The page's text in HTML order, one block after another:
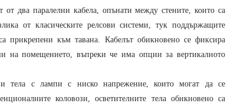
от два паралелни кабела, опънати между стените, които са
от класическите релсови системи, тук поддържащите
прикрепени към тавана. Кабелът обикновено се фиксира
на помещението, въпреки че има опции за вертикалното
тела с лампи с ниско напрежение, които могат да се
коловози, осветителните тела обикновено са